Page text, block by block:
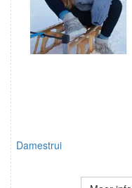
Damestrui